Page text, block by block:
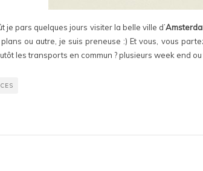
je pars quelques jours visiter la belle ville d’
ou autre, je suis preneuse :) Et vous, vous
les transports en commun ? plusieurs week end